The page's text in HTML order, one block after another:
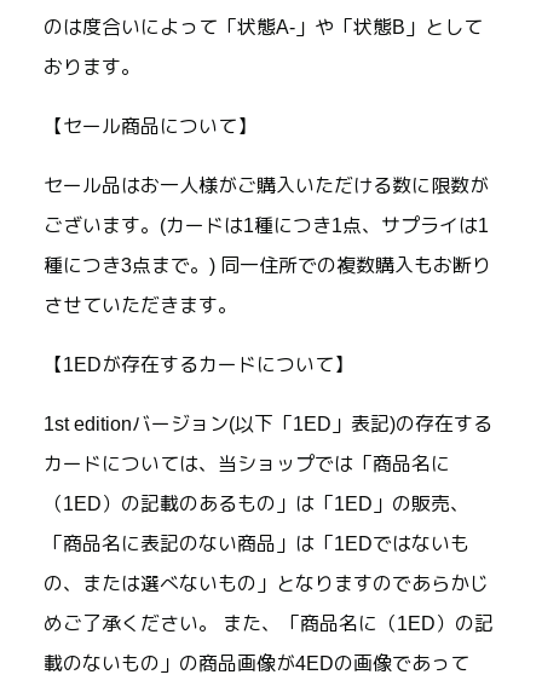
のは度合いによって「状態A-」や「状態B」として
おります。
【セール商品について】
セール品はお一人様がご購入いただける数に限数が
ございます。(カードは1種につき1点、サプライは1
種につき3点まで。) 同一住所での複数購入もお断り
させていただきます。
【1EDが存在するカードについて】
1st editionバージョン(以下「1ED」表記)の存在する
カードについては、当ショップでは「商品名に
（1ED）の記載のあるもの」は「1ED」の販売、
「商品名に表記のない商品」は「1EDではないも
の、または選べないもの」となりますのであらかじ
めご了承ください。 また、「商品名に（1ED）の記
載のないもの」の商品画像が4EDの画像であって